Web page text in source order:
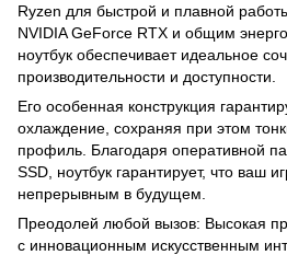
Ryzen для быстрой и плавной
NVIDIA GeForce RTX и общим
ноутбук обеспечивает идеальное
производительности и доступности.
Его особенная конструкция
охлаждение, сохраняя при этом
профиль. Благодаря оперативной
SSD, ноутбук гарантирует, что ваш
непрерывным в будущем.
Преодолей любой вызов: Высокая
с инновационным искусственным